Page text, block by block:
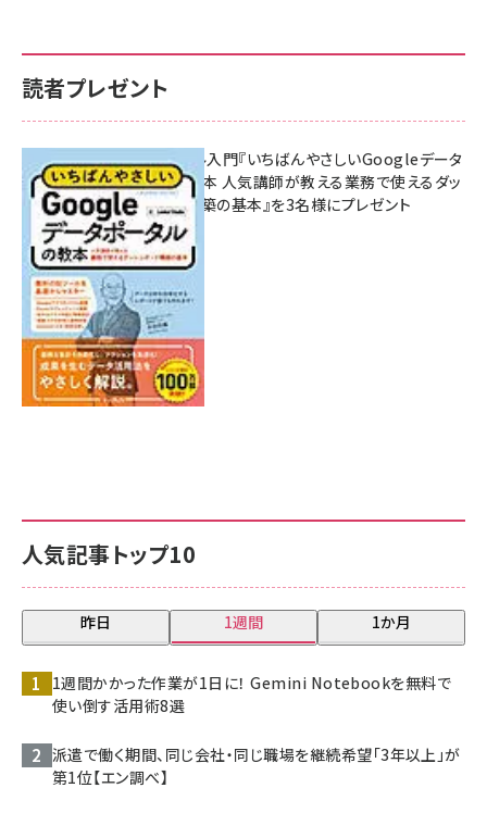
人気記事トップ10
昨日 1週間 1か月
1週間かかった作業が1日に！ Gemini Notebookを無料で
使い倒す活用術8選
派遣で働く期間、同じ会社・同じ職場を継続希望「3年以上」が
第1位【エン調べ】
読者プレゼント
無料BIツール入門『いちばんやさしいGoogleデータ
ポータルの教本 人気講師が教える業務で使えるダッ
シュボード構築の基本』を3名様にプレゼント
7月31日 10:00